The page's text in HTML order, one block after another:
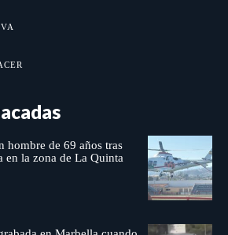
hombre de 69 años tras
en la zona de La Quinta